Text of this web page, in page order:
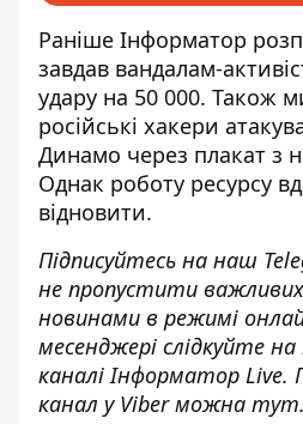
Раніше Інформатор
завдав вандалам-
удару на 50 000. Також
російські хакери
Динамо через плакат з
Однак роботу ресурсу
відновити.
Підписуйтесь на наш
не пропустити
новинами в режимі
месенджері слідкуйте
каналіІнформатор Live.
канал у Viber можна тут.